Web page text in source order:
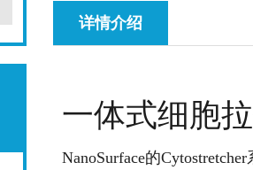
详情介绍
一体式细胞
NanoSurface的